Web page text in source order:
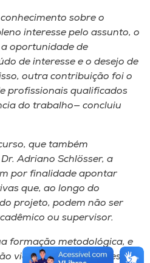
sobre o
interesse pelo assunto, o
oportunidade de
de interesse e o desejo de
outra contribuição foi o
profissionais qualificados
do trabalho— concluiu
que também
Adriano Schlösser, a
por finalidade apontar
que, ao longo do
projeto, podem não ser
ou supervisor.
formação metodológica, e
viabilizam construções